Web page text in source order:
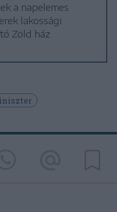
a napelemes
lakossági
Zöld ház